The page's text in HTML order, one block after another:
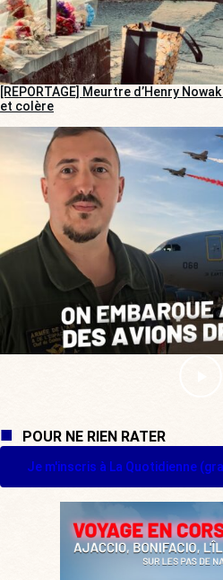
[REPORTAGE] Meurtre d’Henry
et colère
POUR NE RIEN RATER
Je m'inscris à La Quotidienne